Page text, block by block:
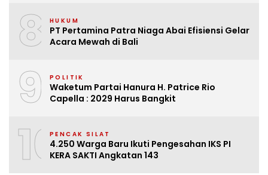
8 HUKUM
PT Pertamina Patra Niaga Abai Efisiensi Gelar
Acara Mewah di Bali
9 POLITIK
Waketum Partai Hanura H. Patrice Rio
Capella : 2029 Harus Bangkit
10PENCAK SILAT
4.250 Warga Baru Ikuti Pengesahan IKS PI
KERA SAKTI Angkatan 143